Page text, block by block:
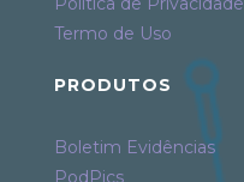
Termo de Uso
PRODUTOS
Boletim Evidências
PodPics